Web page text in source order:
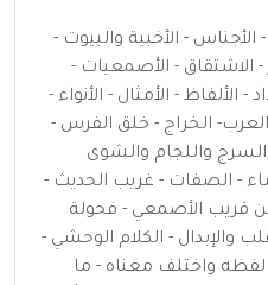
- الأجناس - الأخبية والبيوت -
- الاشتقاق - الأصمعيات -
الألفاظ - الأمثال - الأنواء -
العرب- الخراج - خلق الفرس -
السرج واللجام والشوى
- الصفات - غريب الحديث -
قريب الأصمعي - فحولة
والإبدال - الكلام الوحشي -
لفظه واختلف معناه - ما